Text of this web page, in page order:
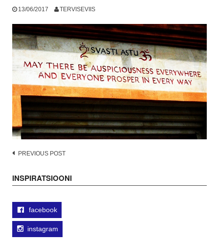
13/06/2017 TERVISEVIIS
Post
PREVIOUS POST
INSPIRATSIOONI
facebook
instagram